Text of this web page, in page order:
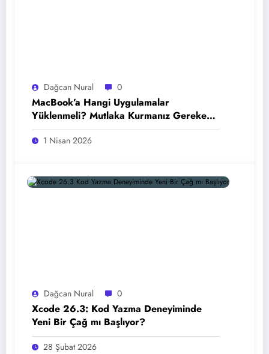
Dağcan Nural 0
MacBook’a Hangi Uygulamalar
Yüklenmeli? Mutlaka Kurmanız Gereken
En İyi Mac Uygulamaları (2026)
1 Nisan 2026
Dağcan Nural 0
Xcode 26.3: Kod Yazma Deneyiminde
Yeni Bir Çağ mı Başlıyor?
28 Şubat 2026